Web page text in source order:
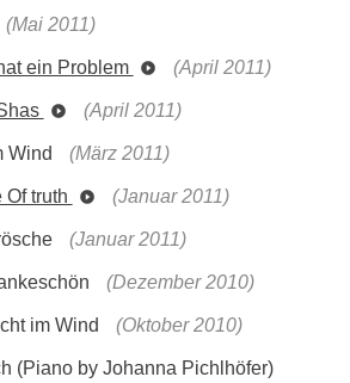
(Mai 2011)
ein Problem (April 2011)
(April 2011)
Wind (März 2011)
Of truth (Januar 2011)
(Januar 2011)
(Dezember 2010)
im Wind (Oktober 2010)
(Piano by Johanna Pichlhöfer)